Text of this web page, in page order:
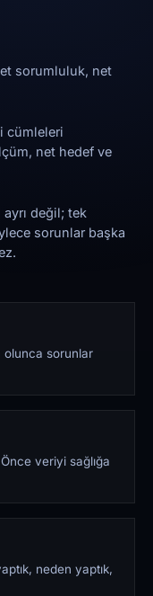
sorumluluk, net
cümleleri
net hedef ve
ayrı değil; tek
sorunlar başka
olunca sorunlar
veriyi sağlığa
neden yaptık,